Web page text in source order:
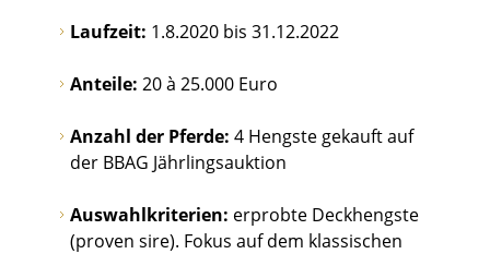
Laufzeit: 1.8.2020 bis 31.12.2022
Anteile: 20 à 25.000 Euro
Anzahl der Pferde: 4 Hengste gekauft auf
der BBAG Jährlingsauktion
Auswahlkriterien: erprobte Deckhengste
(proven sire). Fokus auf dem klassischen